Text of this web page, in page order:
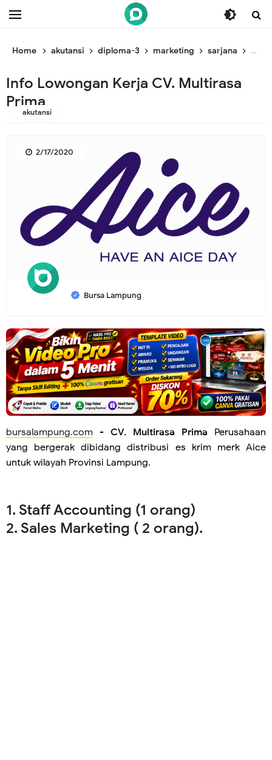
/* ganti br end */
Home akutansi diploma-3 marketing sarjana
Info Lowongan Kerja CV. Multirasa
Prima
akutansi
Bursa Lampung
2/17/2020
bursalampung.com - CV. Multirasa Prima Perusahaan
yang bergerak dibidang distribusi es krim merk Aice
untuk wilayah Provinsi Lampung.
1. Staff Accounting (1 orang)
2. Sales Marketing ( 2 orang).